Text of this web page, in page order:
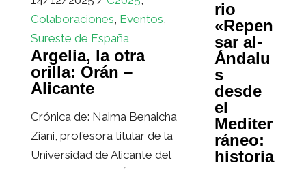
Colaboraciones Eventos
Sureste de España
Argelia, la otra
orilla: Orán –
Alicante
Crónica de: Naima Benaicha
Ziani, profesora titular de la
Universidad de Alicante del
rio
«Repen
sar al-
Ándalu
s
desde
el
Mediter
ráneo:
historia